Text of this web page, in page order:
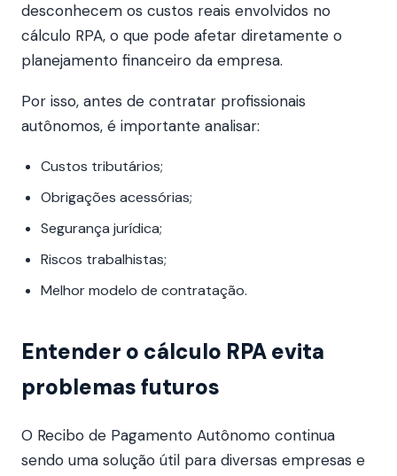
desconhecem os custos reais envolvidos no
cálculo RPA, o que pode afetar diretamente o
planejamento financeiro da empresa.
Por isso, antes de contratar profissionais
autônomos, é importante analisar:
Custos tributários;
Obrigações acessórias;
Segurança jurídica;
Riscos trabalhistas;
Melhor modelo de contratação.
Entender o cálculo RPA evita
problemas futuros
O Recibo de Pagamento Autônomo continua
sendo uma solução útil para diversas empresas e